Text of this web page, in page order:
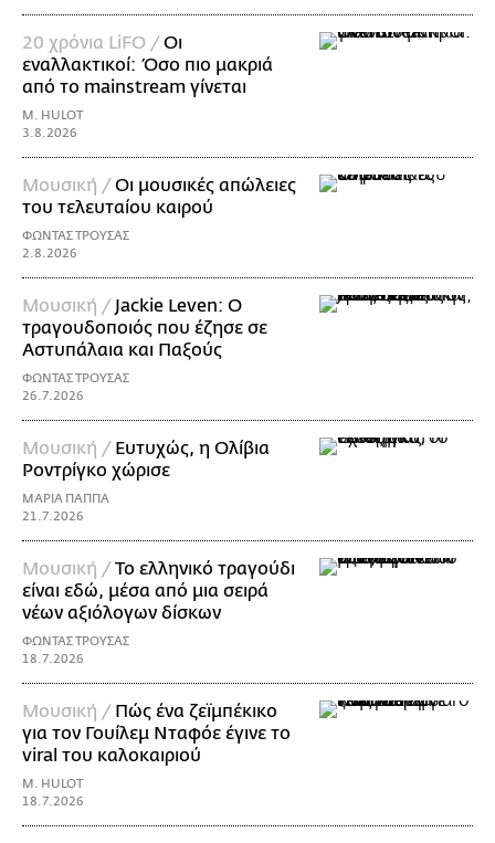
20 χρόνια LiFO /Οι
εναλλακτικοί: Όσο πιο μακριά
από το mainstream γίνεται
M. HULOT
3.8.2026
Μουσική /Οι μουσικές απώλειες
του τελευταίου καιρού
ΦΩΝΤΑΣ ΤΡΟΥΣΑΣ
2.8.2026
Μουσική / Jackie Leven: Ο
τραγουδοποιός που έζησε σε
Αστυπάλαια και Παξούς
ΦΩΝΤΑΣ ΤΡΟΥΣΑΣ
26.7.2026
Μουσική / Ευτυχώς, η Ολίβια
Ροντρίγκο χώρισε
ΜΑΡΙΑ ΠΑΠΠΑ
21.7.2026
Μουσική /Το ελληνικό τραγούδι
είναι εδώ, μέσα από μια σειρά
νέων αξιόλογων δίσκων
ΦΩΝΤΑΣ ΤΡΟΥΣΑΣ
18.7.2026
Μουσική / Πώς ένα ζεϊμπέκικο
για τον Γουίλεμ Νταφόε έγινε το
viral του καλοκαιριού
M. HULOT
18.7.2026